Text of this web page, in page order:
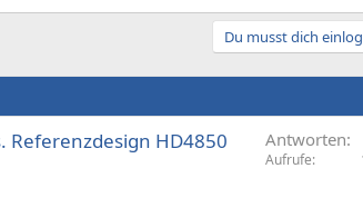
Du musst dich
Referenzdesign HD4850
Antworten
Aufrufe